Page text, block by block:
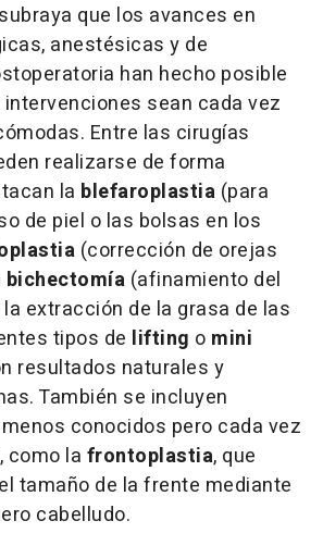
que los avances en
anestésicas y de
han hecho posible
sean cada vez
Entre las cirugías
realizarse de forma
la blefaroplastia (para
de piel o las bolsas en los
(corrección de orejas
bichectomía (afinamiento del
extracción de la grasa de las
tipos de lifting o mini
resultados naturales y
También se incluyen
conocidos pero cada vez
como la frontoplastia, que
tamaño de la frente mediante
cabelludo.